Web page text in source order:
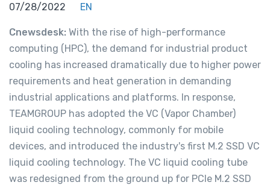
07/28/2022 EN
Cnewsdesk: With the rise of high-performance
computing (HPC), the demand for industrial product
cooling has increased dramatically due to higher power
requirements and heat generation in demanding
industrial applications and platforms. In response,
TEAMGROUP has adopted the VC (Vapor Chamber)
liquid cooling technology, commonly for mobile
devices, and introduced the industry's first M.2 SSD VC
liquid cooling technology. The VC liquid cooling tube
was redesigned from the ground up for PCIe M.2 SSD